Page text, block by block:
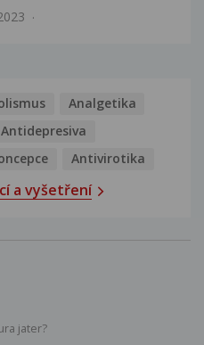
Analgetika
Antidepresiva
Antivirotika
a vyšetření
jater?